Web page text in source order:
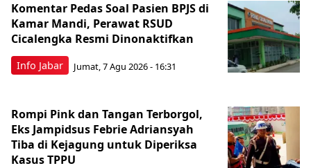
Info Jabar
Komentar Pedas Soal Pasien BPJS di
Kamar Mandi, Perawat RSUD
Cicalengka Resmi Dinonaktifkan
Jumat, 7 Agu 2026 - 16:31
Rompi Pink dan Tangan Terborgol,
Eks Jampidsus Febrie Adriansyah
Tiba di Kejagung untuk Diperiksa
Kasus TPPU